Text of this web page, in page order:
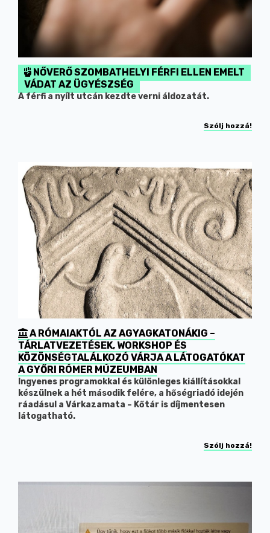
NŐVERŐ SZOMBATHELYI FÉRFI ELLEN EMELT
VÁDAT AZ ÜGYÉSZSÉG
A férfi a nyílt utcán kezdte verni áldozatát.
Szólj hozzá!
A RÓMAIAKTÓL AZ AGYAGKATONÁKIG –
TÁRLATVEZETÉSEK, WORKSHOP ÉS
KÖZÖNSÉGTALÁLKOZÓ VÁRJA A LÁTOGATÓKAT
A GYŐRI RÓMER MÚZEUMBAN
Ingyenes programokkal és különleges kiállításokkal
készülnek a hét második felére, a hőségriadó idején
ráadásul a Várkazamata – Kőtár is díjmentesen
látogatható.
Szólj hozzá!